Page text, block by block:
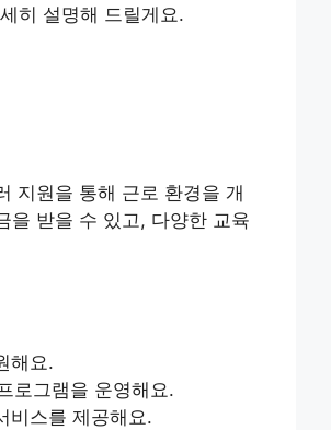
히 설명해 드릴게요.
지원을 통해 근로 환경을 개
을 받을 수 있고, 다양한 교육
해요.
로그램을 운영해요.
비스를 제공해요.